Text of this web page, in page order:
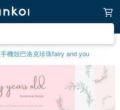
手機殼巴洛克珍珠fairy and you